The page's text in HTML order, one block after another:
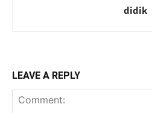
didik
LEAVE A REPLY